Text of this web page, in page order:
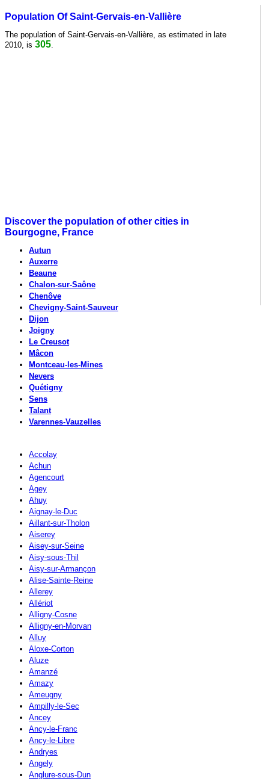
Population Of Saint-Gervais-en-Vallière
The population of Saint-Gervais-en-Vallière, as estimated in late
2010, is 305
Discover the population of other cities in
Bourgogne, France
Autun
Auxerre
Beaune
Chalon-sur-Saône
Chenôve
Chevigny-Saint-Sauveur
Dijon
Joigny
Le Creusot
Mâcon
Montceau-les-Mines
Nevers
Quétigny
Sens
Talant
Varennes-Vauzelles
Accolay
Achun
Agencourt
Agey
Ahuy
Aignay-le-Duc
Aillant-sur-Tholon
Aiserey
Aisey-sur-Seine
Aisy-sous-Thil
Aisy-sur-Armançon
Alise-Sainte-Reine
Allerey
Allériot
Alligny-Cosne
Alligny-en-Morvan
Alluy
Aloxe-Corton
Aluze
Amanzé
Amazy
Ameugny
Ampilly-le-Sec
Ancey
Ancy-le-Franc
Ancy-le-Libre
Andryes
Angely
Anglure-sous-Dun